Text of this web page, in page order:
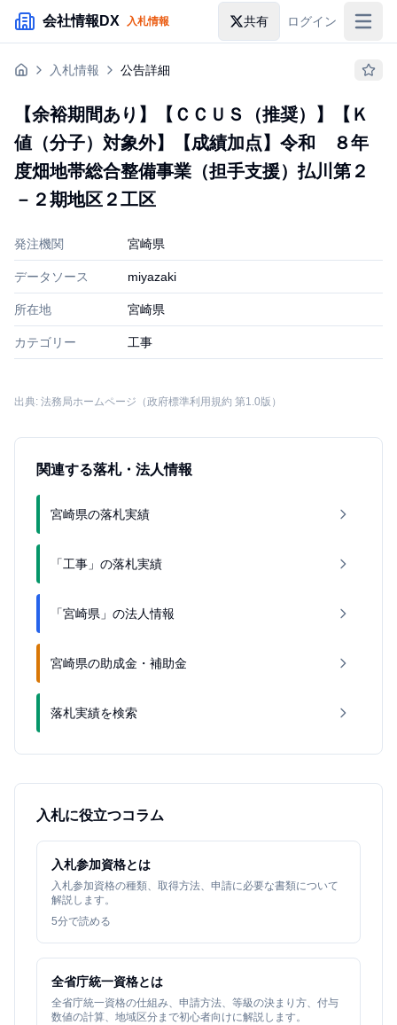
メインコンテンツにスキップ
会社情報DX 入札情報 共有 ログイン
入札情報
助成金・補助金
企業検索
入札情報 公告詳細
【余裕期間あり】【ＣＣＵＳ（推奨）】【Ｋ
値（分子）対象外】【成績加点】令和 ８年
度畑地帯総合整備事業（担手支援）払川第２
－２期地区２工区
発注機関 宮崎県
データソース miyazaki
所在地 宮崎県
カテゴリー 工事
出典: 法務局ホームページ（政府標準利用規約 第1.0版）
関連する落札・法人情報
宮崎県の落札実績
「工事」の落札実績
「宮崎県」の法人情報
宮崎県の助成金・補助金
落札実績を検索
入札に役立つコラム
入札参加資格とは
入札参加資格の種類、取得方法、申請に必要な書類について
解説します。
5分で読める
全省庁統一資格とは
全省庁統一資格の仕組み、申請方法、等級の決まり方、付与
数値の計算、地域区分まで初心者向けに解説します。